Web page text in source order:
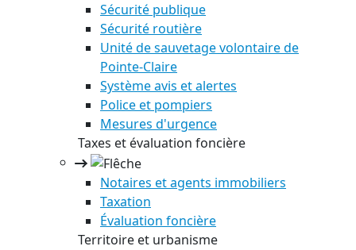
Sécurité publique
Sécurité routière
Unité de sauvetage volontaire de
Pointe-Claire
Système avis et alertes
Police et pompiers
Mesures d'urgence
Taxes et évaluation foncière
Notaires et agents immobiliers
Taxation
Évaluation foncière
Territoire et urbanisme